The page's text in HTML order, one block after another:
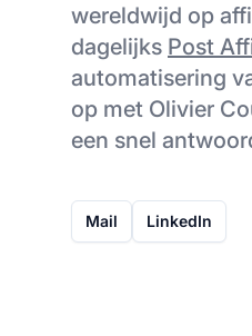
wereldwijd op
dagelijks Post
automatisering
op met Olivier
een snel
Mail LinkedIn